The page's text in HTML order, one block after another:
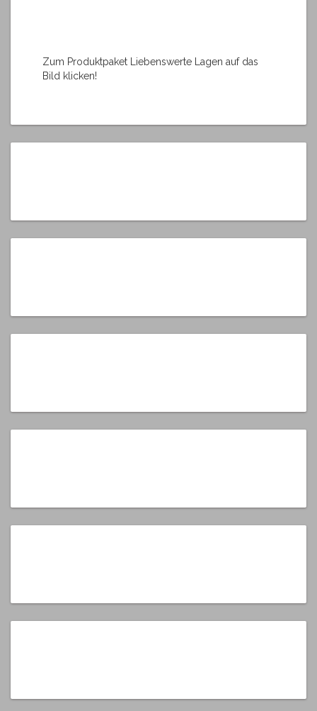
Zum Produktpaket Liebenswerte Lagen auf das
Bild klicken!